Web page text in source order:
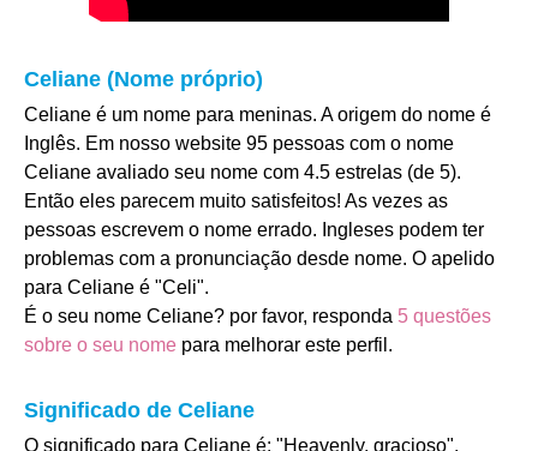
Celiane (Nome próprio)
Celiane é um nome para meninas. A origem do nome é
Inglês. Em nosso website 95 pessoas com o nome
Celiane avaliado seu nome com 4.5 estrelas (de 5).
Então eles parecem muito satisfeitos! As vezes as
pessoas escrevem o nome errado. Ingleses podem ter
problemas com a pronunciação desde nome. O apelido
para Celiane é "Celi".
É o seu nome Celiane? por favor, responda 5 questões
sobre o seu nome para melhorar este perfil.
Significado de Celiane
O significado para Celiane é: "Heavenly, gracioso".